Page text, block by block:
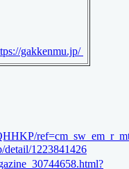
gakkenmu.jp/
detail/1223841426